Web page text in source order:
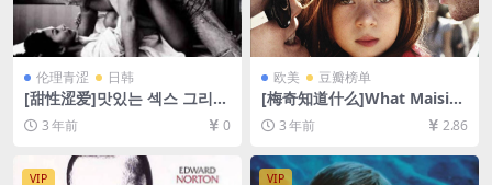
伦理青涩 日韩
[甜性涩爱]맛있는 섹스 그리고
사랑 (2003)[百度网盘+夸克网
盘DVD原盘高清未删减资源]
[网盘下载][MP4/2.8GB][中英
字幕]【手机/平板无法在线播
3 年前 0
欧美 豆瓣榜单
[梅奇知道什么]What Maisie
Knew (2012)[百度网盘+夸克
网盘1080P超清未删减资源]
[网盘在线播放/下载][MP4/6.
3GB][中英字幕]
3 年前 2.86
VIP VIP